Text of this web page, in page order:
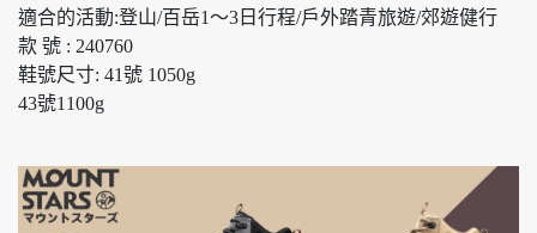
適合的活動:登山/百岳1～3日行程/戶外踏青旅遊/郊遊健行
款 號 : 240760
鞋號尺寸: 41號 1050g
43號1100g